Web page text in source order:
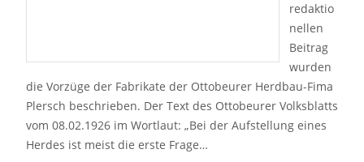
redaktio
nellen
Beitrag
wurden
die Vorzüge der Fabrikate der Ottobeurer Herdbau-Fima
Plersch beschrieben. Der Text des Ottobeurer Volksblatts
vom 08.02.1926 im Wortlaut: „Bei der Aufstellung eines
Herdes ist meist die erste Frage…